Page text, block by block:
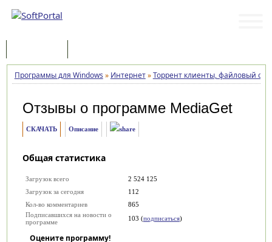
Программы для Windows » Интернет»Торрент клиенты, файловый
Отзывы о программе MediaGet
СКАЧАТЬ Описание
Общая статистика
Загрузок всего
2 524 125
Загрузок за сегодня
112
Кол-во комментариев
865
Подписавшихся на новости о
программе
103 (подписаться)
Оцените программу!